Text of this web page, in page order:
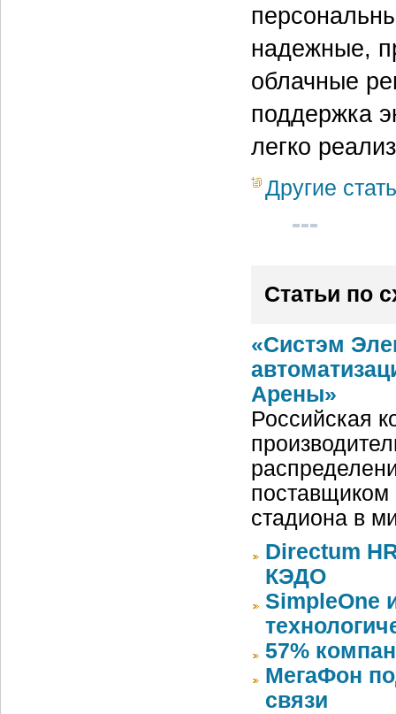
надежные,
облачные
поддержка
легко
Другие
Статьи по
«Систэм
Арены»
Российская
поставщиком
стадиона в
Directum
КЭДО
SimpleOne
57%
МегаФон
связи